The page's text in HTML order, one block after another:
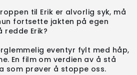
til Erik er alvorlig syk, må
fortsette jakten på egen
Erik?
eventyr fylt med håp,
En film om verdien av å stå
som prøver å stoppe oss.